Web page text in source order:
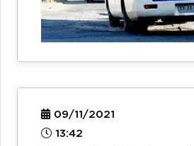
09/11/2021
13:42